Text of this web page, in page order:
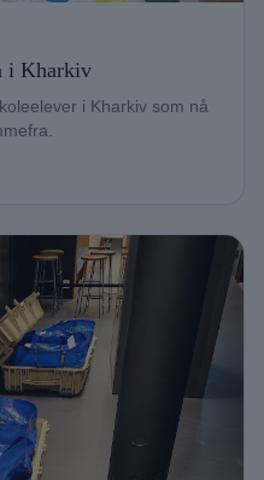
i Kharkiv
i Kharkiv som nå